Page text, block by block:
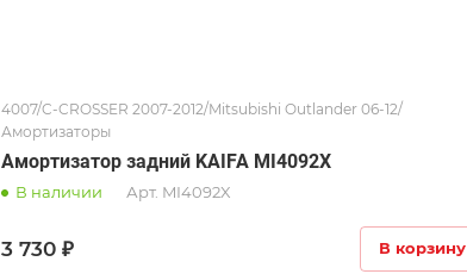
4007/C-CROSSER 2007-2012/Mitsubishi Outlander 06-12/
Амортизаторы
Амортизатор задний KAIFA MI4092X
В наличии Арт. MI4092X
3 730 ₽ В корзину